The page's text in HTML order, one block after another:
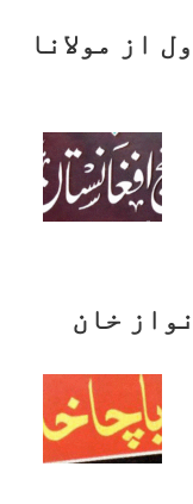
از مولانا
خان